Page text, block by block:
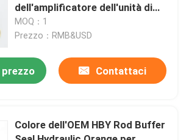
dell'amplificatore dell'unità di
elaborazione NY Hby
MOQ：1
Prezzo：RMB&USD
Contattaci
Colore dell'OEM HBY Rod Buffer